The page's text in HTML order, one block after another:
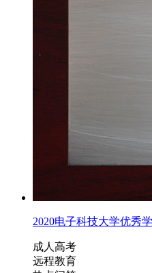
2020电子科技大学优秀
成人高考
远程教育